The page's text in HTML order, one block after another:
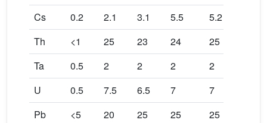
Cs
0.2 2.1 3.1 5.5 5.2
Th
<1 25 23 24 25
Ta
0.5 2 2 2 2
U
0.5 7.5 6.5 7 7
Pb
<5 20 25 25 25